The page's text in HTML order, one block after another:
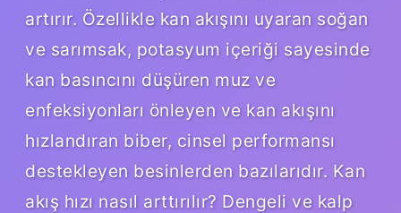
artırır. Özellikle kan akışını uyaran soğan
ve sarımsak, potasyum içeriği sayesinde
kan basıncını düşüren muz ve
enfeksiyonları önleyen ve kan akışını
hızlandıran biber, cinsel performansı
destekleyen besinlerden bazılarıdır. Kan
akış hızı nasıl arttırılır? Dengeli ve kalp